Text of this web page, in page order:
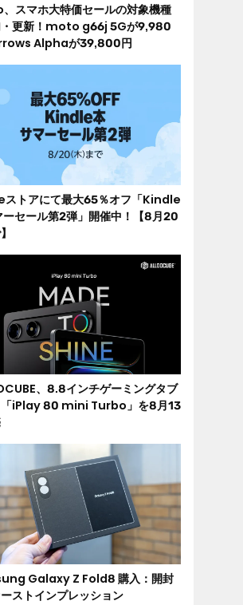
スマホ大特価セールの対象機種
・更新！moto g66j 5Gが9,980
Alphaが39,800円
トアにて最大65％オフ「Kindle
ーセール第2弾」開催中！【8月20
、8.8インチゲーミングタブ
「iPlay 80 mini Turbo」を8月13
Galaxy Z Fold8 購入：開封
ストインプレッション